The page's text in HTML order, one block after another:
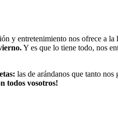
y entretenimiento nos ofrece a
Y es que lo tiene todo, nos
las de arándanos que tanto nos
todos vosotros!